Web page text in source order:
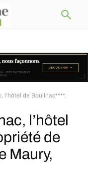
l’hôtel de Bouilhac****,
l’hôtel
de
Maury,